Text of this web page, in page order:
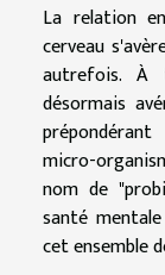
La relation
cerveau
autrefois. À
désormais
micro-
nom de
santé
cet ensemble